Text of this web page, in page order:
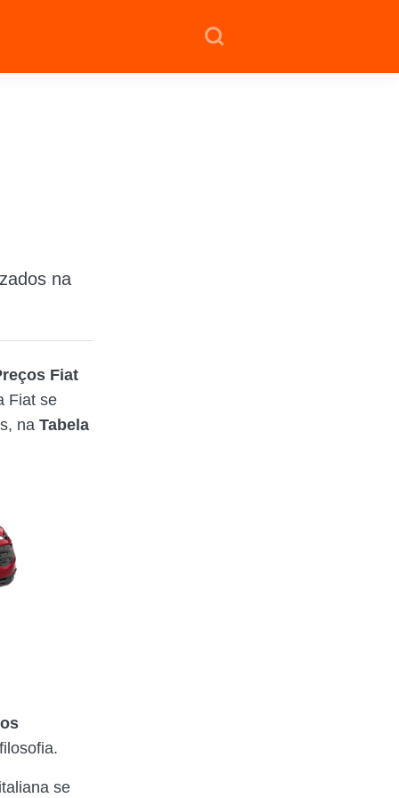
na
Fiat
Fiat se
na Tabela
se